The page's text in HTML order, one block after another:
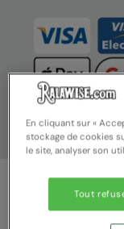
Portman & Pooch
Portwest
Premier
Pro RTX
Pro RTX High Visibility
Quadra
RalaBundle
Wales, Reg Number
En cliquant sur «
stockage de cookies
le site, analyser son
Tout